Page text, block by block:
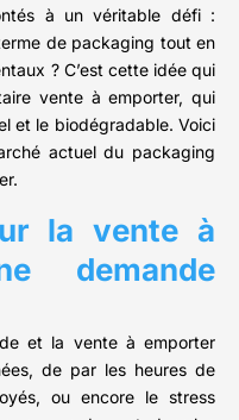
à un véritable défi :
de packaging tout en
? C’est cette idée qui
vente à emporter, qui
et le biodégradable. Voici
actuel du packaging
la vente à
demande
et la vente à emporter
de par les heures de
ou encore le stress